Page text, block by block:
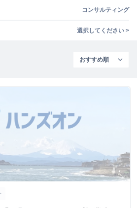
コンサルティング
選択してください >